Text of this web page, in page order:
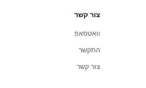
צור קשר
וואטסאפ
התקשר
צור קשר